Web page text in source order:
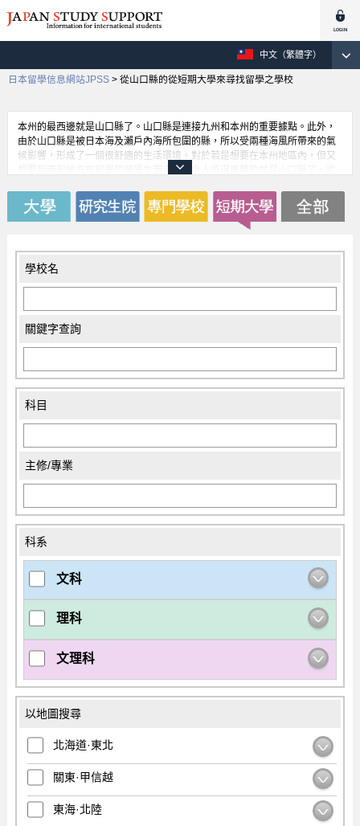
中文（繁體字）
日本留學信息網站JPSS > 從山口縣的從短期大學來尋找留學之學校
本州的最西邊就是山口縣了。山口縣是連接九州和本州的重要據點。此外，
由於山口縣是被日本海及瀨戶內海所包圍的縣，所以受兩種海風所帶來的氣
候影響，形成了一個很舒適的生活環境。對於若是想要在本州地區內，但又
想要到西部地方來留學的留學生而言，很令人值得推薦的就是山口縣了。從
間比起來，確實跟中國和韓國上的交流較為蓬勃。若是想與這些國家的留學
生交流的話，這是一個非常好的機會。
學校名
關鍵字查詢
科目
主修/專業
科系
文科
理科
文理科
以地圖搜尋
北海道·東北
關東·甲信越
東海·北陸